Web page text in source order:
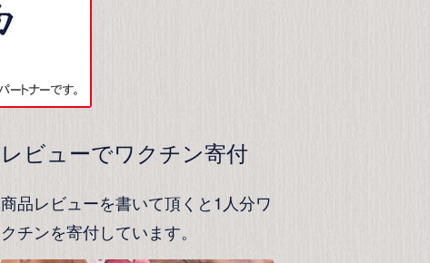
レビューでワクチン寄付
商品レビューを書いて頂くと1人分ワ
クチンを寄付しています。